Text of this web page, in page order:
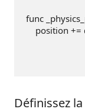
func
position +=
Définissez